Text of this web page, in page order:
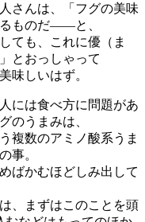
さんは、「フグの美味
るものだ――と、
ても、これに優（ま
とおっしゃって
味しいはず。
には食べ方に問題があ
のうまみは、
複数のアミノ酸系うま
事。
ばかむほどしみ出して
、まずはこのことを頭